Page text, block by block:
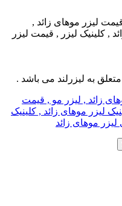
لیزر موهای زائد ,
, کلینیک لیزر , قیمت لیزر
به لیزرلند می باشد .
زائد , لیزر مو , قیمت
لیزر موهای زائد , کلینیک
موهای زائد